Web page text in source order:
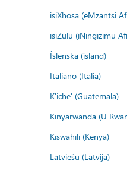
isiXhosa (eMzantsi
isiZulu (iNingizimu
Íslenska (ísland)
Italiano (Italia)
K'iche' (Guatemala)
Kinyarwanda (U
Kiswahili (Kenya)
Latviešu (Latvija)